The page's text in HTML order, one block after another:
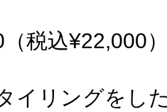
税込¥22,000
イリングをし